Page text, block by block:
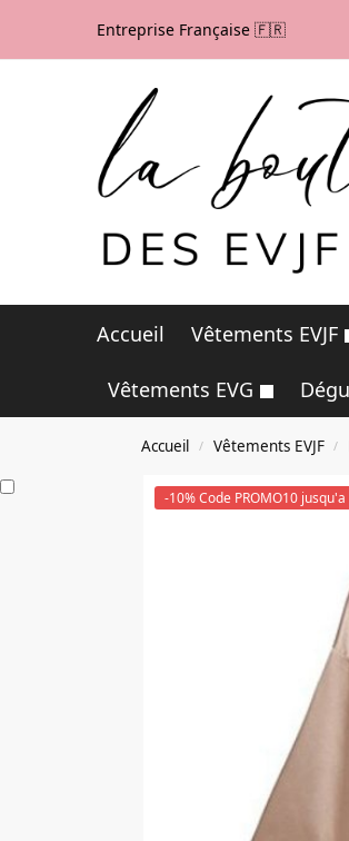
Entreprise Française 🇫🇷
Accueil Vêtements EVJF
Vêtements EVG
Accueil / Vêtements EVJF /
-10% Code PROMO10